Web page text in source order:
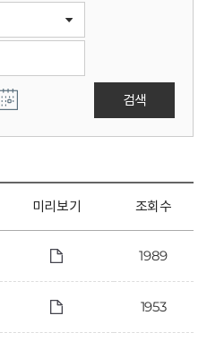
검색
미리보기 조회수
1989
1953